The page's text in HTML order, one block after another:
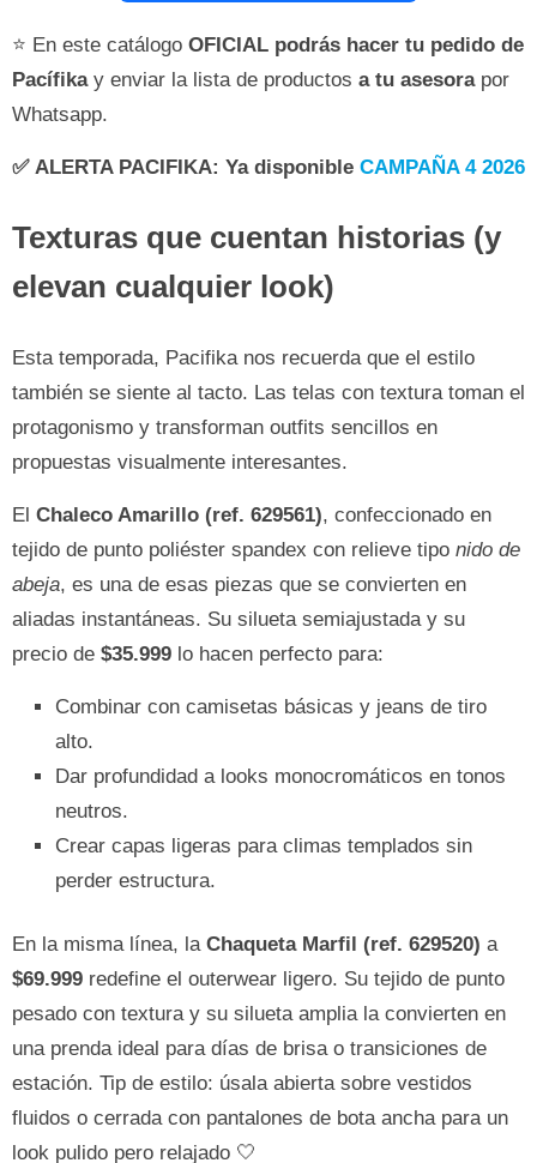
⭐ En este catálogo OFICIAL podrás hacer tu pedido de
Pacífika y enviar la lista de productos a tu asesora por
Whatsapp.
✅ ALERTA PACIFIKA: Ya disponible CAMPAÑA 4 2026
Texturas que cuentan historias (y
elevan cualquier look)
Esta temporada, Pacifika nos recuerda que el estilo
también se siente al tacto. Las telas con textura toman el
protagonismo y transforman outfits sencillos en
propuestas visualmente interesantes.
El Chaleco Amarillo (ref. 629561), confeccionado en
tejido de punto poliéster spandex con relieve tipo nido de
abeja, es una de esas piezas que se convierten en
aliadas instantáneas. Su silueta semiajustada y su
precio de $35.999 lo hacen perfecto para:
Combinar con camisetas básicas y jeans de tiro
alto.
Dar profundidad a looks monocromáticos en tonos
neutros.
Crear capas ligeras para climas templados sin
perder estructura.
En la misma línea, la Chaqueta Marfil (ref. 629520) a
$69.999 redefine el outerwear ligero. Su tejido de punto
pesado con textura y su silueta amplia la convierten en
una prenda ideal para días de brisa o transiciones de
estación. Tip de estilo: úsala abierta sobre vestidos
fluidos o cerrada con pantalones de bota ancha para un
look pulido pero relajado 🤍